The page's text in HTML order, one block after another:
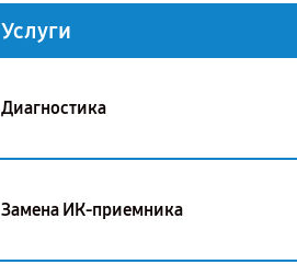
Услуги
Диагностика
Замена ИК-приемника